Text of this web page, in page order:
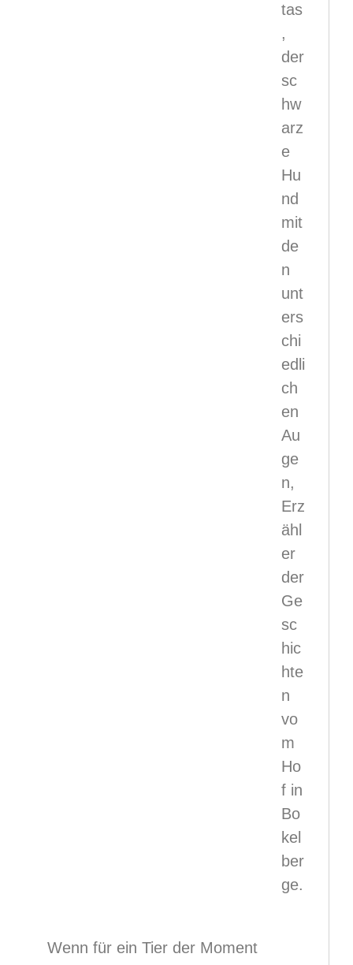
tas
,
der
sc
hw
arz
e
Hu
nd
mit
de
n
unt
ers
chi
edli
ch
en
Au
ge
n,
Erz
ähl
er
der
Ge
sc
hic
hte
n
vo
m
Ho
f in
Bo
kel
ber
ge.
Wenn für ein Tier der Moment